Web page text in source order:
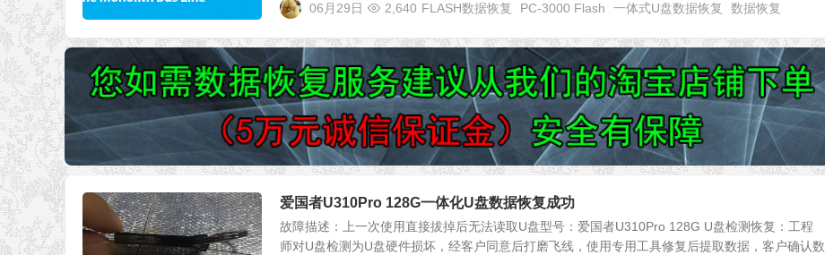
06月29日 2,640 FLASH数据恢复 PC-3000 Flash 一体式U盘数据恢复 数据恢复
爱国者U310Pro 128G一体化U盘数据恢复成功
故障描述：上一次使用直接拔掉后无法读取U盘型号：爱国者U310Pro 128G U盘检测恢复：工程
师对U盘检测为U盘硬件损坏，经客户同意后打磨飞线，使用专用工具修复后提取数据，客户确认数